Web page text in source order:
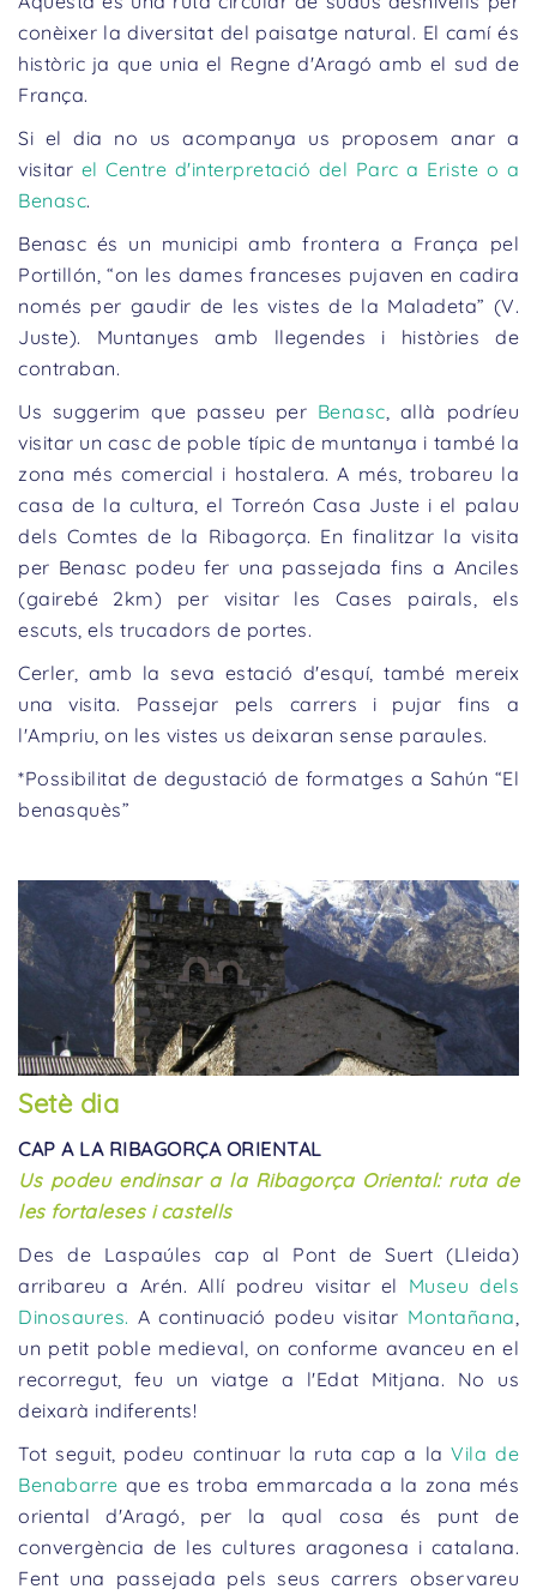
conèixer la diversitat del paisatge natural. El camí és
històric ja que unia el Regne d'Aragó amb el sud de
França.
Si el dia no us acompanya us proposem anar a
visitar el Centre d'interpretació del Parc a Eriste o a
Benasc.
Benasc és un municipi amb frontera a França pel
Portillón, “on les dames franceses pujaven en cadira
només per gaudir de les vistes de la Maladeta” (V.
Juste). Muntanyes amb llegendes i històries de
contraban.
Us suggerim que passeu per Benasc, allà podríeu
visitar un casc de poble típic de muntanya i també la
zona més comercial i hostalera. A més, trobareu la
casa de la cultura, el Torreón Casa Juste i el palau
dels Comtes de la Ribagorça. En finalitzar la visita
per Benasc podeu fer una passejada fins a Anciles
(gairebé 2km) per visitar les Cases pairals, els
escuts, els trucadors de portes.
Cerler, amb la seva estació d'esquí, també mereix
una visita. Passejar pels carrers i pujar fins a
l'Ampriu, on les vistes us deixaran sense paraules.
*Possibilitat de degustació de formatges a Sahún “El
benasquès”
Setè dia
CAP A LA RIBAGORÇA ORIENTAL
Us podeu endinsar a la Ribagorça Oriental: ruta de
les fortaleses i castells
Des de Laspaúles cap al Pont de Suert (Lleida)
arribareu a Arén. Allí podreu visitar el Museu dels
Dinosaures. A continuació podeu visitar Montañana
un petit poble medieval, on conforme avanceu en el
recorregut, feu un viatge a l'Edat Mitjana. No us
deixarà indiferents!
Tot seguit, podeu continuar la ruta cap a laVila de
Benabarre que es troba emmarcada a la zona més
oriental d'Aragó, per la qual cosa és punt de
convergència de les cultures aragonesa i catalana.
Fent una passejada pels seus carrers observareu